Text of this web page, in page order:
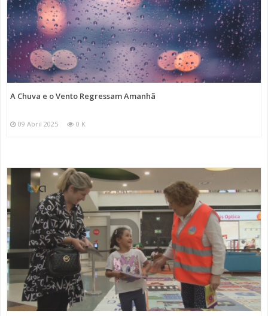
A Chuva e o Vento Regressam Amanhã
09 Abril 2025 0 K